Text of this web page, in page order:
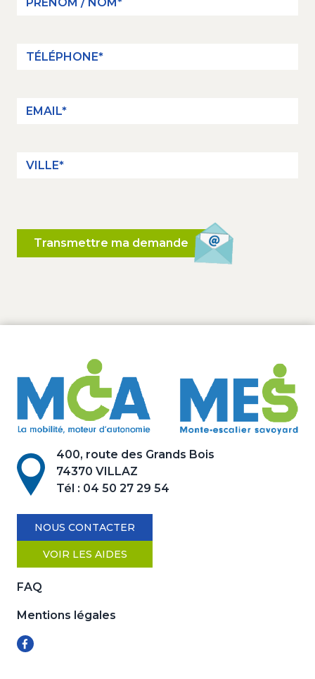
Transmettre ma demande
400, route des Grands Bois
74370 VILLAZ
Tél : 04 50 27 29 54
NOUS CONTACTER
VOIR LES AIDES
FAQ
Mentions légales